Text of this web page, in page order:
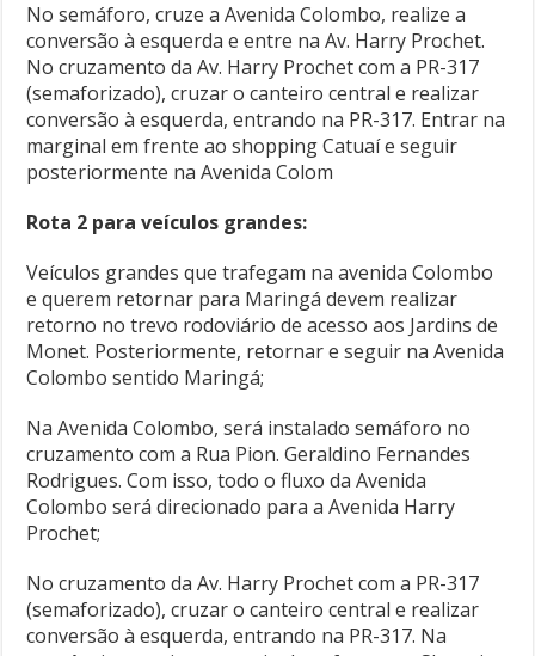
No semáforo, cruze a Avenida Colombo, realize a
conversão à esquerda e entre na Av. Harry Prochet.
No cruzamento da Av. Harry Prochet com a PR-317
(semaforizado), cruzar o canteiro central e realizar
conversão à esquerda, entrando na PR-317. Entrar na
marginal em frente ao shopping Catuaí e seguir
posteriormente na Avenida Colom
Rota 2 para veículos grandes:
Veículos grandes que trafegam na avenida Colombo
e querem retornar para Maringá devem realizar
retorno no trevo rodoviário de acesso aos Jardins de
Monet. Posteriormente, retornar e seguir na Avenida
Colombo sentido Maringá;
Na Avenida Colombo, será instalado semáforo no
cruzamento com a Rua Pion. Geraldino Fernandes
Rodrigues. Com isso, todo o fluxo da Avenida
Colombo será direcionado para a Avenida Harry
Prochet;
No cruzamento da Av. Harry Prochet com a PR-317
(semaforizado), cruzar o canteiro central e realizar
conversão à esquerda, entrando na PR-317. Na